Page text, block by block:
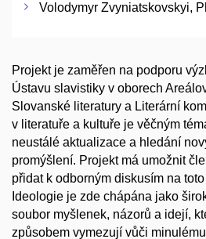
Volodymyr Zvyniatskovskyi,
Projekt je zaměřen na podporu
Ústavu slavistiky v oborech
Slovanské literatury a Literární
v literatuře a kultuře je věčným
neustálé aktualizace a hledání
promýšlení. Projekt má umožnit
přidat k odborným diskusím na
Ideologie je zde chápána jako
soubor myšlenek, názorů a idejí,
způsobem vymezují vůči